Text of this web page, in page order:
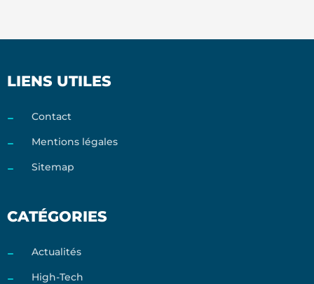
LIENS UTILES
Contact
Mentions légales
Sitemap
CATÉGORIES
Actualités
High-Tech